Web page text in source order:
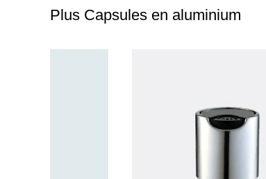
Plus Capsules en aluminium